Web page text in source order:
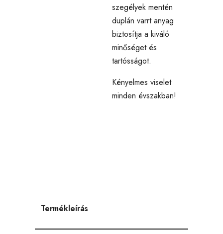
szegélyek mentén
duplán varrt anyag
biztosítja a kiváló
minőséget és
tartósságot.
Kényelmes viselet
minden évszakban!
Termékleírás